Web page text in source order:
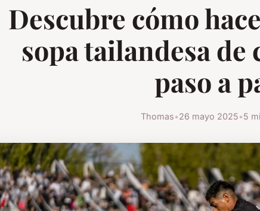
Descubre cómo
sopa tailandesa de
paso a
Thomas•26 mayo 2025•5